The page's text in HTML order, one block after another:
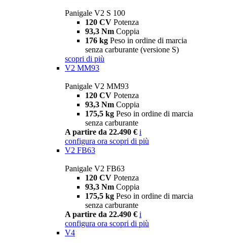
Panigale V2 S 100
120 CV Potenza
93,3 Nm Coppia
176 kg Peso in ordine di marcia
senza carburante (versione S)
scopri di più
V2 MM93
Panigale V2 MM93
120 CV Potenza
93,3 Nm Coppia
175,5 kg Peso in ordine di marcia
senza carburante
A partire da 22.490 € i
configura ora scopri di più
V2 FB63
Panigale V2 FB63
120 CV Potenza
93,3 Nm Coppia
175,5 kg Peso in ordine di marcia
senza carburante
A partire da 22.490 € i
configura ora scopri di più
V4